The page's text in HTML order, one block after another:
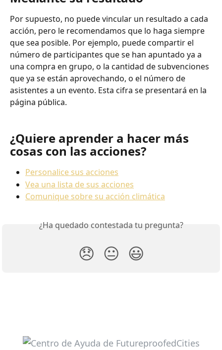
Por supuesto, no puede vincular un resultado a cada
acción, pero le recomendamos que lo haga siempre
que sea posible. Por ejemplo, puede compartir el
número de participantes que se han apuntado ya a
una compra en grupo, o la cantidad de subvenciones
que ya se están aprovechando, o el número de
asistentes a un evento. Esta cifra se presentará en la
página pública.
¿Quiere aprender a hacer más
cosas con las acciones?
Personalice sus acciones
Vea una lista de sus acciones
Comunique sobre su acción climática
¿Ha quedado contestada tu pregunta?
😞 😐 😃